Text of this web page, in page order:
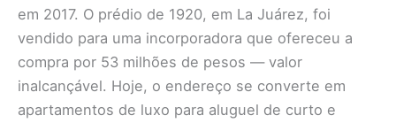
em 2017. O prédio de 1920, em La Juárez, foi
vendido para uma incorporadora que ofereceu a
compra por 53 milhões de pesos — valor
inalcançável. Hoje, o endereço se converte em
apartamentos de luxo para aluguel de curto e